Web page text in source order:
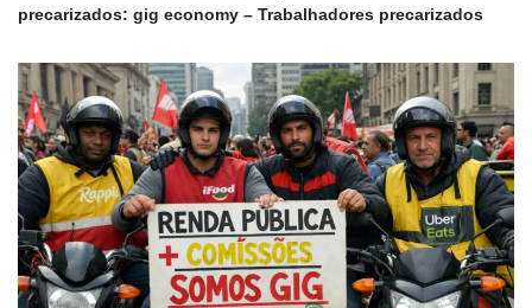
precarizados: gig economy – Trabalhadores precarizados